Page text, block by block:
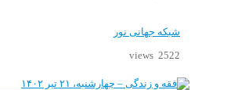
شبکه جهانی نور
2522 views